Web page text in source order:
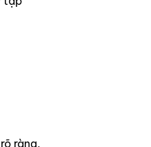
ràng,